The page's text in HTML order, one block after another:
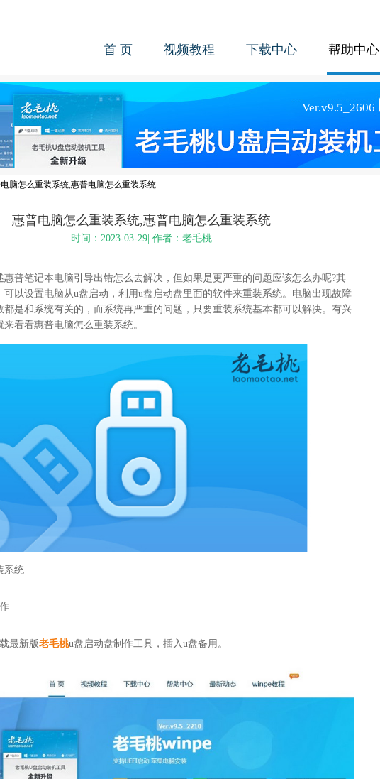
首 页 视频教程 下载中心 帮助中心
脑怎么重装系统,惠普电脑怎么重装系统
惠普电脑怎么重装系统,惠普电脑怎么重装系统
时间：2023-03-29| 作者：老毛桃
惠普笔记本电脑引导出错怎么去解决，但如果是更严重的问题应该怎么办呢?其
可以设置电脑从u盘启动，利用u盘启动盘里面的软件来重装系统。电脑出现故障
都是和系统有关的，而系统再严重的问题，只要重装系统基本都可以解决。有兴
看看惠普电脑怎么重装系统。
系统
最新版老毛桃u盘启动盘制作工具，插入u盘备用。